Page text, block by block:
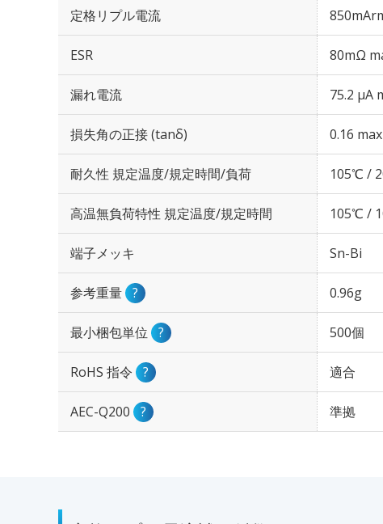
定格リプル電流
ESR 80mΩ
漏れ電流 75.2 μA
損失角の正接 (tanδ) 0.16
耐久性 規定温度/規定時間/負荷 105℃ /
高温無負荷特性 規定温度/規定時間 105℃ /
端子メッキ Sn-Bi
参考重量 ? 0.96g
最小梱包単位 ? 500個
RoHS 指令 ? 適合
AEC-Q200 ? 準拠